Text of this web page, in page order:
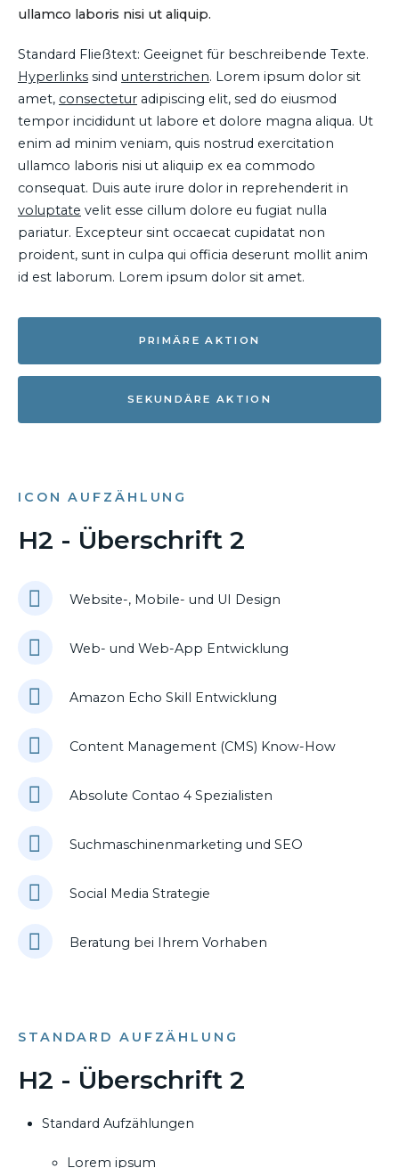
ullamco laboris nisi ut aliquip.
Standard Fließtext: Geeignet für beschreibende Texte.
Hyperlinks sind unterstrichen. Lorem ipsum dolor sit
amet, consectetur adipiscing elit, sed do eiusmod
tempor incididunt ut labore et dolore magna aliqua. Ut
enim ad minim veniam, quis nostrud exercitation
ullamco laboris nisi ut aliquip ex ea commodo
consequat. Duis aute irure dolor in reprehenderit in
voluptate velit esse cillum dolore eu fugiat nulla
pariatur. Excepteur sint occaecat cupidatat non
proident, sunt in culpa qui officia deserunt mollit anim
id est laborum. Lorem ipsum dolor sit amet.
PRIMÄRE AKTION
SEKUNDÄRE AKTION
ICON AUFZÄHLUNG
H2 - Überschrift 2
Website-, Mobile- und UI Design
Web- und Web-App Entwicklung
Amazon Echo Skill Entwicklung
Content Management (CMS) Know-How
Absolute Contao 4 Spezialisten
Suchmaschinenmarketing und SEO
Social Media Strategie
Beratung bei Ihrem Vorhaben
STANDARD AUFZÄHLUNG
H2 - Überschrift 2
Standard Aufzählungen
Lorem ipsum